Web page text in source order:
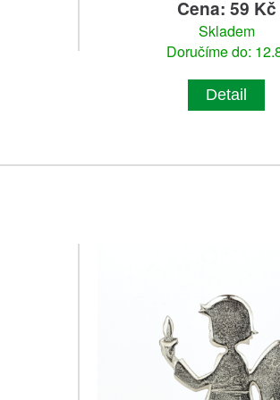
Cena: 59 Kč
Skladem
Doručíme do:
Detail